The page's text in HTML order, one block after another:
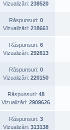
Vizualizări: 238520
Răspunsuri: 0
Vizualizări: 218661
Răspunsuri: 6
Vizualizări: 292613
Răspunsuri: 0
Vizualizări: 220150
Răspunsuri: 48
Vizualizări: 2909626
Răspunsuri: 3
Vizualizări: 313138